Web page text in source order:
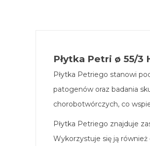
Płytka Petri ø 55/3
Płytka Petriego stanowi
patogenów oraz badania
chorobotwórczych, co
Płytka Petriego znajduje
Wykorzystuje się ją